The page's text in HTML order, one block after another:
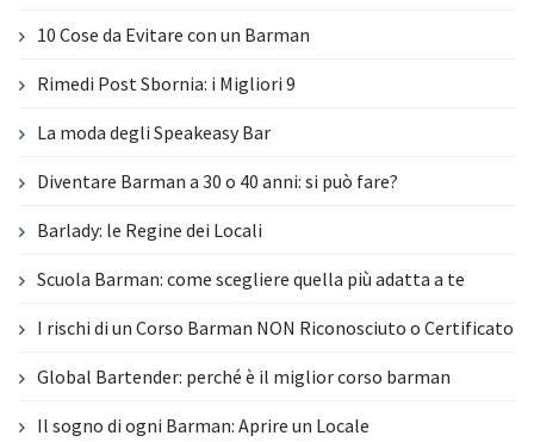
10 Cose da Evitare con un Barman
Rimedi Post Sbornia: i Migliori 9
La moda degli Speakeasy Bar
Diventare Barman a 30 o 40 anni: si può fare?
Barlady: le Regine dei Locali
Scuola Barman: come scegliere quella più adatta a te
I rischi di un Corso Barman NON Riconosciuto o Certificato
Global Bartender: perché è il miglior corso barman
Il sogno di ogni Barman: Aprire un Locale